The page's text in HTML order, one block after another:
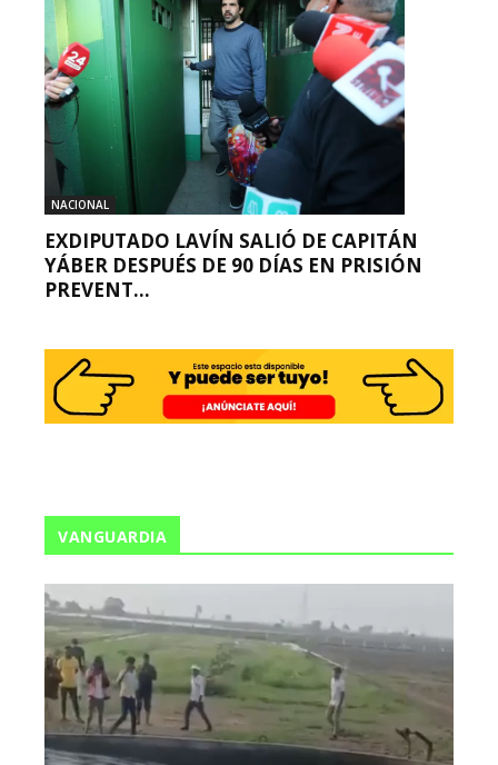
NACIONAL
EXDIPUTADO LAVÍN SALIÓ DE CAPITÁN
YÁBER DESPUÉS DE 90 DÍAS EN PRISIÓN
PREVENT...
VANGUARDIA